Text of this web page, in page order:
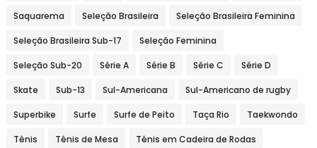
Saquarema Seleção Brasileira Seleção Brasileira Feminina
Seleção Brasileira Sub-17 Seleção Feminina
Seleção Sub-20 Série A Série B Série C Série D
Skate Sub-13 Sul-Americana Sul-Americano de rugby
Superbike Surfe Surfe de Peito Taça Rio Taekwondo
Tênis Tênis de Mesa Tênis em Cadeira de Rodas